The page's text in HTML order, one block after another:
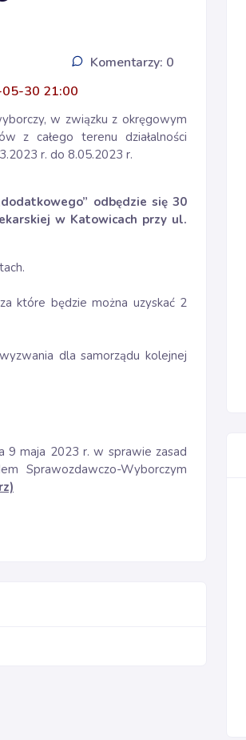
Komentarzy: 0
05-30 21:00
w związku z okręgowym
z całego terenu działalności
r. do 8.05.2023 r.
odbędzie się 30
w Katowicach przy ul.
które będzie można uzyskać 2
dla samorządu kolejnej
9 maja 2023 r. w sprawie zasad
Sprawozdawczo-Wyborczym